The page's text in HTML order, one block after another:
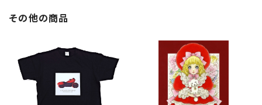
その他の商品